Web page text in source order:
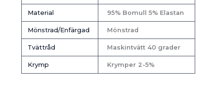
Material 95% Bomull 5% Elastan
Mönstrad/Enfärgad Mönstrad
Tvättråd Maskintvätt 40 grader
Krymp Krymper 2-5%